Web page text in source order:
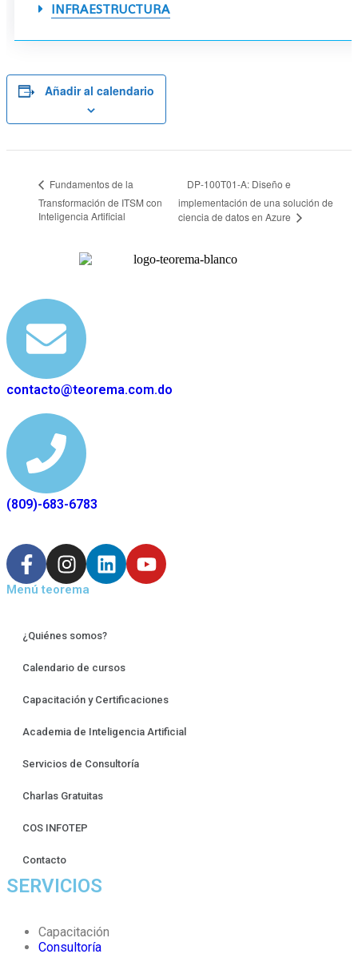
INFRAESTRUCTURA
Añadir al calendario
Fundamentos de la
Transformación de ITSM con
Inteligencia Artificial
DP-100T01-A: Diseño e
implementación de una solución de
ciencia de datos en Azure
contacto@teorema.com.do
(809)-683-6783
Menú teorema
¿Quiénes somos?
Calendario de cursos
Capacitación y Certificaciones
Academia de Inteligencia Artificial
Servicios de Consultoría
Charlas Gratuitas
COS INFOTEP
Contacto
SERVICIOS
Capacitación
Consultoría